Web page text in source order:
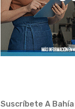
Suscríbete A